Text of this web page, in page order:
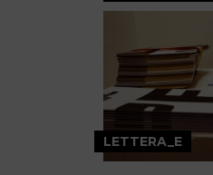
LETTERA_E